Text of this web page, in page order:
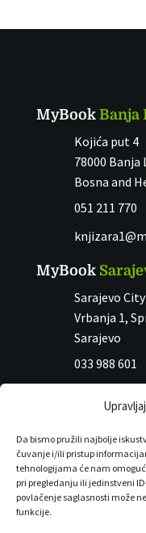
Da bismo pružili najbolje
čuvanje i/ili pristup
tehnologijama će nam
pri pregledanju ili jedinstveni
povlačenje saglasnosti može
funkcije.
MyBook Banja
Kojića put 4
78000 Banja
Bosna and
051 211 770
MyBook
Sarajevo
Vrbanja 1,
Sarajevo
033 988 601
O nama
Uslovi kupovine
Sigurnost
Uslovi korišćenja